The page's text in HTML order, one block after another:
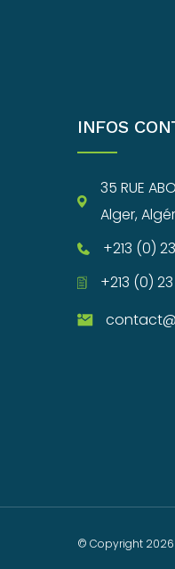
INFOS
35 RUE
Alger,
+213 (0)
+213 (0)
© Copyright 2026